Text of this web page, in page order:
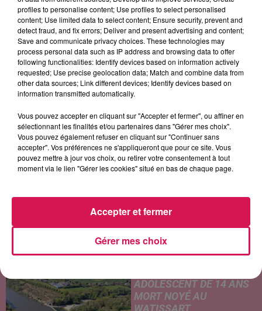
INFIDELES
Les Larmes Des Maux
BEBE REXHA
Sad Girls
INDOCHINE
Les Nouveaux Soleils
LES ARTICLES LES PLUS CONSULTÉS
CHALEUR ET RISQUE
SAMBRE-AVESNOIS-
THIÉRACHE
Un temps typiquement estival
et changeant concerne nos
secteurs ce lundi 3 août. Entre
d'averses orageuses...
ADOLESCENT DE 14 ANS
MORT NOYÉ AU
profiles to personalise content; Use profiles to select personalised
content; Use limited data to select content; Ensure security, prevent and
detect fraud, and fix errors; Deliver and present advertising and content;
Save and communicate privacy choices. These technologies may
process personal data such as IP address and browsing data to offer
following functionalities: Identify devices based on information actively
requested; Use precise geolocation data; Match and combine data from
other data sources; Link different devices; Identify devices based on
information transmitted automatically.
Vous pouvez accepter en cliquant sur "Accepter et fermer", ou affiner en
sélectionnant les finalités et/ou partenaires dans "Gérer mes choix".
Vous pouvez également refuser en cliquant sur "Continuer sans
accepter". Vos préférences ne s'appliqueront que pour ce site. Vous
pouvez mettre à jour vos choix, ou retirer votre consentement à tout
moment via le lien "Gérer les cookies" situé en bas de chaque page.
Gérer mes choix
Accepter et fermer